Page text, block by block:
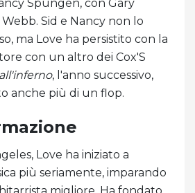
Spungen, con Gary
Sid e Nancy non lo
ma Love ha persistito con la
con un altro dei Cox'S
, l'anno successivo,
anche più di un flop.
Love ha iniziato a
più seriamente, imparando